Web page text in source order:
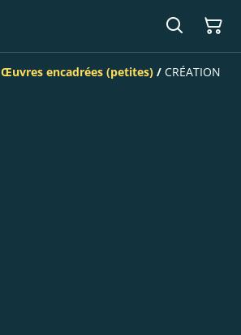
Œuvres encadrées (petites) / CRÉATION